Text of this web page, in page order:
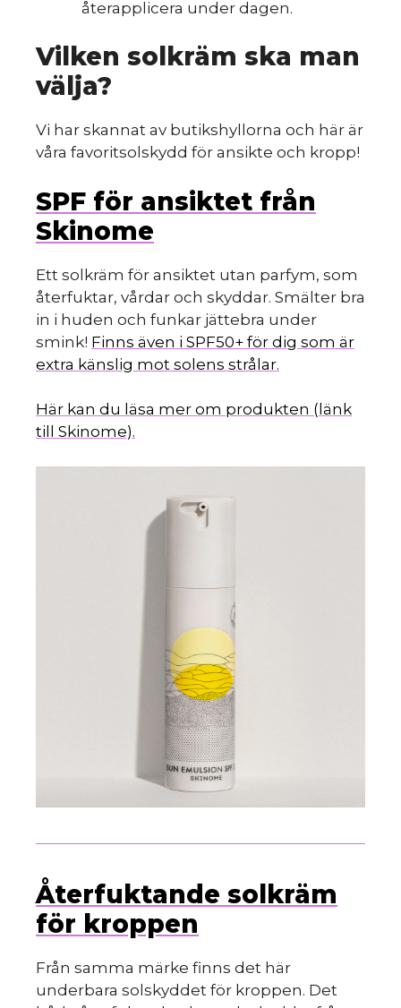
återapplicera under dagen.
Vilken solkräm ska man
välja?
Vi har skannat av butikshyllorna och här är
våra favoritsolskydd för ansikte och kropp!
SPF för ansiktet från
Skinome
Ett solkräm för ansiktet utan parfym, som
återfuktar, vårdar och skyddar. Smälter bra
in i huden och funkar jättebra under
smink! Finns även i SPF50+ för dig som är
extra känslig mot solens strålar.
Här kan du läsa mer om produkten (länk
till Skinome).
Återfuktande solkräm
för kroppen
Från samma märke finns det här
underbara solskyddet för kroppen. Det